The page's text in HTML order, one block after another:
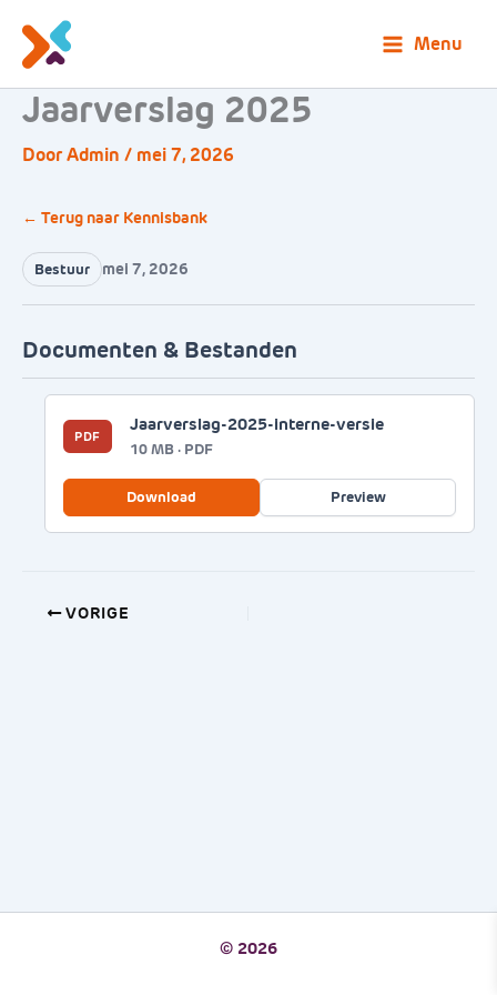
naar
inhoud
Menu
Jaarverslag 2025
DoorAdmin / mei 7, 2026
← Terug naar Kennisbank
Bestuur mei 7, 2026
Documenten & Bestanden
PDF
Jaarverslag-2025-interne-versie
10 MB · PDF
Download Preview
VORIGE
© 2026